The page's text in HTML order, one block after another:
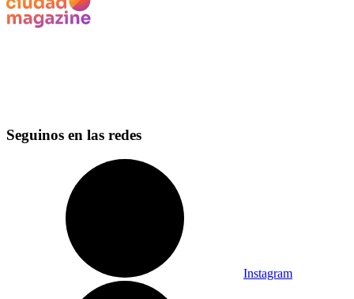
Seguinos en las redes
Instagram